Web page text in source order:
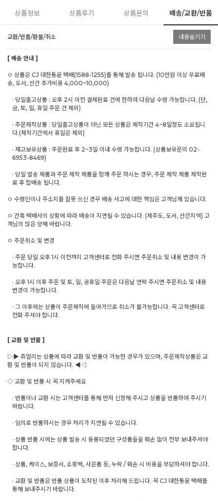
상품정보 상품후기 상품문의 배송/교환/반품
교환/반품/환불/취소 내용숨기기
[ 배송 안내 ]
ㅇ 상품은 CJ 대한통운 택배(1588-1255)를 통해 발송 됩니다. (10만원 이상 무료배
송, 도서, 산간 추가비용 4,000~10,000)
· 당일출고상품 : 오후 2시 이전 결제완료 건에 한하여 다음날 수령 가능합니다. (단,
금, 토, 일, 휴일 주문 건 제외)
· 주문제작상품 : 당일출고상품이 아닌 모든 상품은 제작기간 4~8일정도 소요됩니
다.(제작기간에서 휴일은 제외)
· 재고보유상품 : 주문완료 후 2~3일 이내 수령 가능합니다. (상품보유문의 02-
6953-8469)
· 당일 발송 제품과 주문 제작 제품을 함께 주문 하시는 경우, 주문 제작 제품 제작완
료 후 합배송 됩니다.
ㅇ 수령인이나 주소지를 잘못 쓰신 경우 배송 사고에 대한 책임은 고객님께 있습니다.
ㅇ 간혹 택배사의 상황에 따라 배송이 지연될 수 있습니다. (제주도, 도서, 산간지역) 고
객님의 많은 양해 바랍니다.
ㅇ 주문취소 및 변경
· 주문 당일 오후 1시 이전까지 고객센터로 전화 주시면 주문취소 및 내용 변경이 가
능합니다.
· 오후 1시 이후 주문 및 토, 일, 공휴일 주문은 다음날 연락 주시면 주문취소 및 내용
변경이 가능합니다.
· 그 이후에는 상품이 주문제작에 들어가므로 취소가 불가능합니다. 꼭 고객센터로
전화 주셔야 합니다.
[ 교환 및 반품 ]
▷▶ 쥬얼리는 상품에 따라 교환 및 반품이 가능한 경우가 있으며, 주문제작상품은 교
환 및 반품이 되지 않습니다. ◀◁
◇ 교환 및 반품 시 꼭 지켜주세요
· 반품이나 교환 시는 고객센터를 통해 먼저 신청해 주시고 상품을 반품하여 주시기
바랍니다.
· 임의로 반품하시는 경우 처리가 지연될 수 있습니다.
· 상품 반품 시에는 상품 발송 시 동봉되었던 구성품들을 훼손 없이 전부 보내주셔야
합니다.
· 상품, 케이스, 보증서, 쇼핑백, 사은품 등, 누락 / 훼손 시 비용을 부담하셔야 합니다.
· 교환 및 반품은 반품 상품이 도착된 이후 처리해 드립니다. 꼭 CJ 대한통운 택배를
통해 보내주시기 바랍니다.